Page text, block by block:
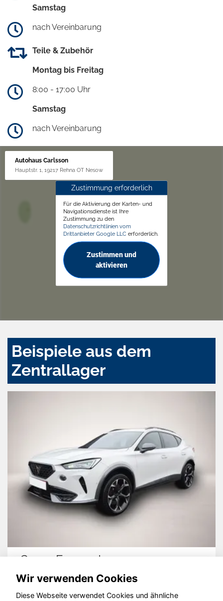
Samstag
nach Vereinbarung
Teile & Zubehör
Montag bis Freitag
8:00 - 17:00 Uhr
Samstag
nach Vereinbarung
Autohaus Carlsson
Hauptstr. 1, 19217 Rehna OT Nesow
Zustimmung erforderlich
Für die Aktivierung der Karten- und
Navigationsdienste ist Ihre
Zustimmung zu den
Datenschutzrichtlinien vom
Drittanbieter Google LLC erforderlich.
Zustimmen und
aktivieren
Beispiele aus dem
Zentrallager
Cupra Formentor
Wir verwenden Cookies
Diese Webseite verwendet Cookies und ähnliche